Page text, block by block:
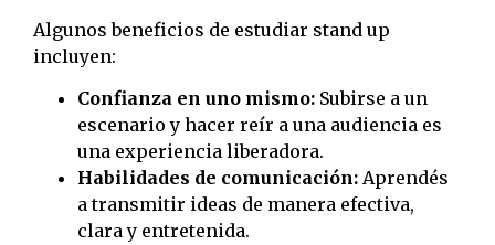
Algunos beneficios de estudiar stand up
incluyen:
Confianza en uno mismo: Subirse a un
escenario y hacer reír a una audiencia es
una experiencia liberadora.
Habilidades de comunicación: Aprendés
a transmitir ideas de manera efectiva,
clara y entretenida.